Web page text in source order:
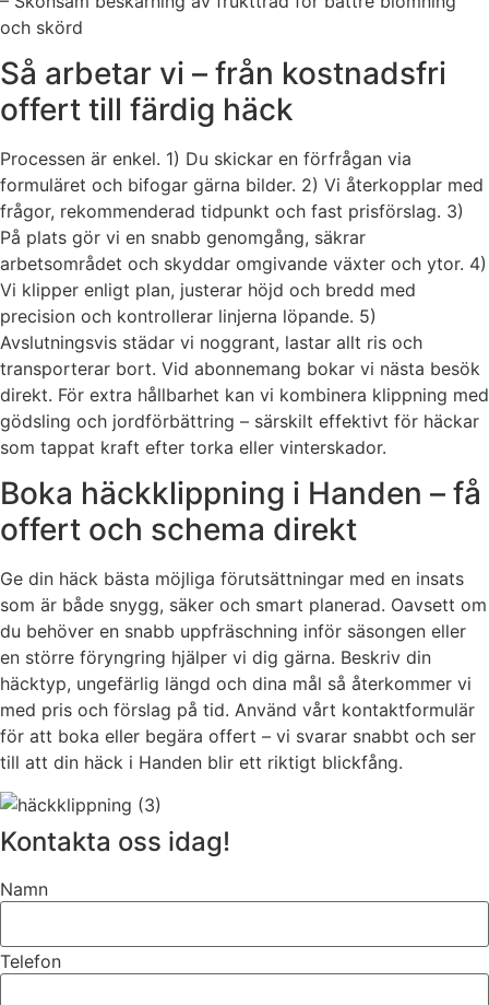
och skörd
Så arbetar vi – från kostnadsfri
offert till färdig häck
Processen är enkel. 1) Du skickar en förfrågan via
formuläret och bifogar gärna bilder. 2) Vi återkopplar med
frågor, rekommenderad tidpunkt och fast prisförslag. 3)
På plats gör vi en snabb genomgång, säkrar
arbetsområdet och skyddar omgivande växter och ytor. 4)
Vi klipper enligt plan, justerar höjd och bredd med
precision och kontrollerar linjerna löpande. 5)
Avslutningsvis städar vi noggrant, lastar allt ris och
transporterar bort. Vid abonnemang bokar vi nästa besök
direkt. För extra hållbarhet kan vi kombinera klippning med
gödsling och jordförbättring – särskilt effektivt för häckar
som tappat kraft efter torka eller vinterskador.
Boka häckklippning i Handen – få
offert och schema direkt
Ge din häck bästa möjliga förutsättningar med en insats
som är både snygg, säker och smart planerad. Oavsett om
du behöver en snabb uppfräschning inför säsongen eller
en större föryngring hjälper vi dig gärna. Beskriv din
häcktyp, ungefärlig längd och dina mål så återkommer vi
med pris och förslag på tid. Använd vårt kontaktformulär
för att boka eller begära offert – vi svarar snabbt och ser
till att din häck i Handen blir ett riktigt blickfång.
Kontakta oss idag!
Namn
Telefon